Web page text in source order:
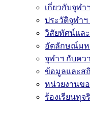
เกี่ยวกับจุฬาฯ
ประวัติจุฬาฯ
วิสัยทัศน์แล
อัตลักษณ์มห
จุฬาฯ กับคว
ข้อมูลและส
หน่วยงานข
ร้องเรียนทุ